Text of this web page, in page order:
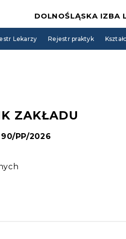
DOLNOŚLĄSKA IZBA
Lekarzy Rejestr praktyk
ZAKŁADU
PP/2026